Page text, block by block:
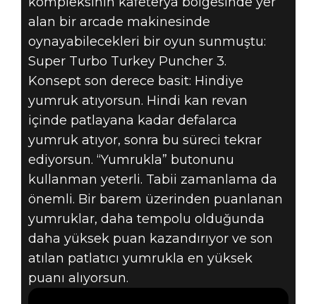
alan bir arcade makinesinde
oynayabilecekleri bir oyun sunmuştu:
Super Turbo Turkey Puncher 3.
Konsept son derece basit: Hindiye
yumruk atıyorsun. Hindi kan revan
içinde patlayana kadar defalarca
yumruk atıyor, sonra bu süreci tekrar
ediyorsun. “Yumrukla” butonunu
kullanman yeterli. Tabii zamanlama da
önemli. Bir barem üzerinden puanlanan
yumruklar, daha tempolu olduğunda
daha yüksek puan kazandırıyor ve son
atılan patlatıcı yumrukla en yüksek
puanı alıyorsun.